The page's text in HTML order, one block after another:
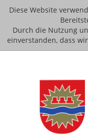
Diese Website
Durch die Nutzung
einverstanden, dass